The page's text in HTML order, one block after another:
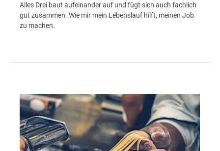
Alles Drei baut aufeinander auf und fügt sich auch fachlich
gut zusammen. Wie mir mein Lebenslauf hilft, meinen Job
zu machen.